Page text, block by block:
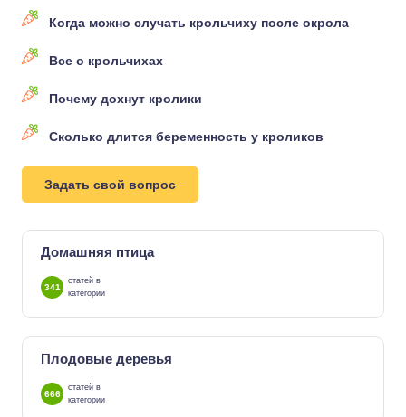
Когда можно случать крольчиху после окрола
Все о крольчихах
Почему дохнут кролики
Сколько длится беременность у кроликов
Задать свой вопрос
Домашняя птица
341
статей в
категории
Плодовые деревья
666
статей в
категории